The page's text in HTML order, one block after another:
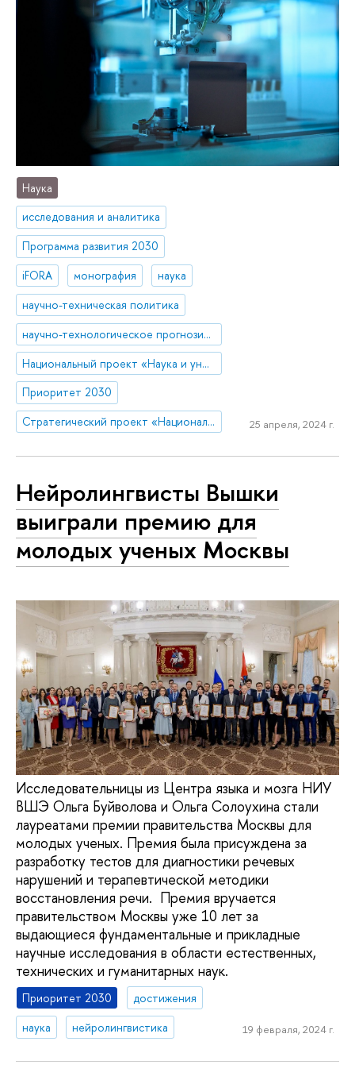
Наука
исследования и аналитика
Программа развития 2030
iFORA
монография
наука
научно-техническая политика
научно-технологическое прогнозирование
Национальный проект «Наука и университеты»
Приоритет 2030
Стратегический проект «Национальный центр научно-технологического и социально-экономического прогнозирования»
25 апреля, 2024 г.
Нейролингвисты Вышки
выиграли премию для
молодых ученых Москвы
Исследовательницы из Центра языка и мозга НИУ
ВШЭ Ольга Буйволова и Ольга Солоухина стали
лауреатами премии правительства Москвы для
молодых ученых. Премия была присуждена за
разработку тестов для диагностики речевых
нарушений и терапевтической методики
восстановления речи. Премия вручается
правительством Москвы уже 10 лет за
выдающиеся фундаментальные и прикладные
научные исследования в области естественных,
технических и гуманитарных наук.
Приоритет 2030
достижения
наука
нейролингвистика 19 февраля, 2024 г.